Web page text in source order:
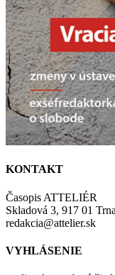
KONTAKT
Časopis ATTELIÉR
Skladová 3, 917 01
redakcia@attelier.sk
VYHLÁSENIE